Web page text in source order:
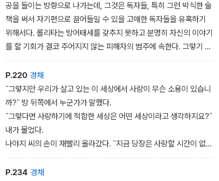
공을 들이는 방향으로 나가는데, 그것은 독자들, 특히 그런 박식한 술
책을 써서 자기편으로 끌어들일 수 있을 고매한 독자들을 유혹하기
위해서다. 롤리타는 방어태세를 갖추지 못하고 분명히 자신의 이야기
를 할 기회가 결코 주어지지 않는 피해자의 범주에 속한다. 그렇기 때
문에 롤리타는 이중적인 피해자다. 롤리타는 자신의 인생뿐만 아니라
자신의 인생 이야기도 빼앗겼던 것이다. 우리는 이 두 번째 범죄행위
의 피해자로 전락하지 않기 위하여 이 모임에 참석하는 것이라고 우
리 자신에게 말했다.
P.220 경채
˝그렇지만 우리가 살고 있는 이 세상에서 사랑이 무슨 소용이 있습니
까?˝ 방 뒤쪽에서 누군가가 말했다.
˝그렇다면 사랑하기에 적합한 세상은 어떤 세상이라고 생각하지요?˝
내가 물었다.
나야지 씨의 손이 재빨리 올라갔다. ˝지금 당장은 사랑할 시간이 없어
요,˝ 하고 그가 말했다. ˝우리는 더 높은 차원의, 더 성스러운 사랑에
헌신하고 있어요.˝
P.234 경채